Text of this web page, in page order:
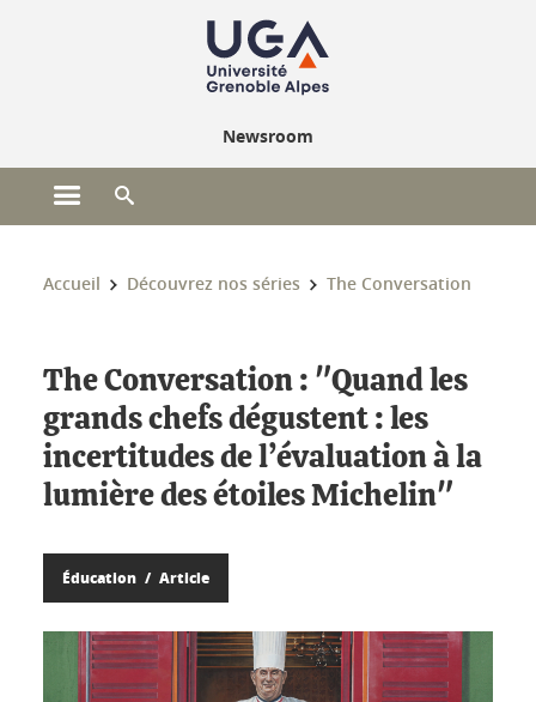
Newsroom
Ouvrir le menu principal
Vous êtes ici :
Accueil Découvrez nos séries The Conversation
The Conversation : "Quand les
grands chefs dégustent : les
incertitudes de l’évaluation à la
lumière des étoiles Michelin"
Éducation Article